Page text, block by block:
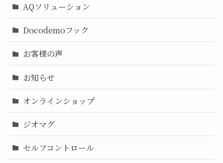
AQソリューション
Docodemoフック
お客様の声
お知らせ
オンラインショップ
ジオマグ
セルフコントロール